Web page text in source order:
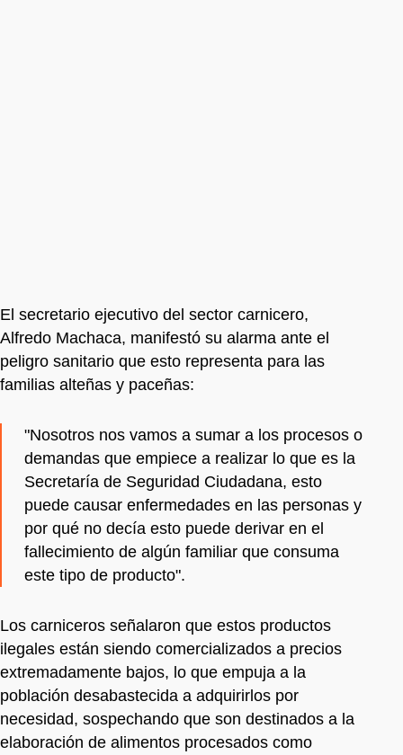
El secretario ejecutivo del sector carnicero,
Alfredo Machaca, manifestó su alarma ante el
peligro sanitario que esto representa para las
familias alteñas y paceñas:
"Nosotros nos vamos a sumar a los procesos o
demandas que empiece a realizar lo que es la
Secretaría de Seguridad Ciudadana, esto
puede causar enfermedades en las personas y
por qué no decía esto puede derivar en el
fallecimiento de algún familiar que consuma
este tipo de producto".
Los carniceros señalaron que estos productos
ilegales están siendo comercializados a precios
extremadamente bajos, lo que empuja a la
población desabastecida a adquirirlos por
necesidad, sospechando que son destinados a la
elaboración de alimentos procesados como